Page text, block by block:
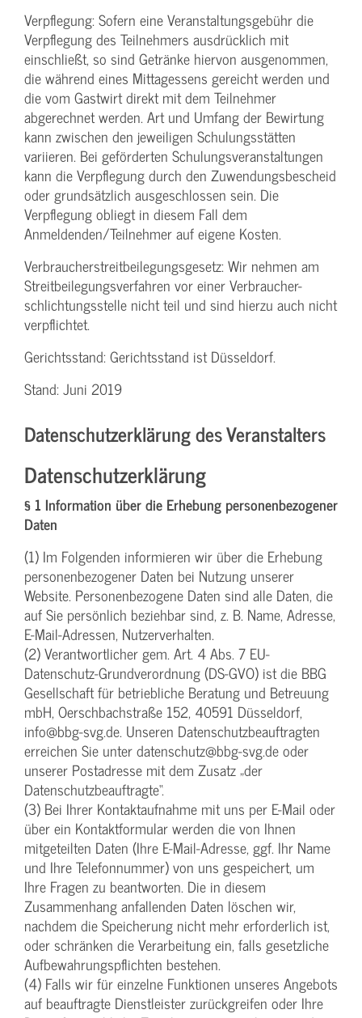
Verpflegung: Sofern eine Veranstaltungs­gebühr die
Verpflegung des Teilnehmers ausdrücklich mit
einschließt, so sind Getränke hiervon ausgenommen,
die während eines Mittagessens gereicht werden und
die vom Gastwirt direkt mit dem Teilnehmer
abgerechnet werden. Art und Umfang der Bewirtung
kann zwischen den jeweiligen Schulungsstätten
variieren. Bei geförderten Schulungs­veranstaltungen
kann die Verpflegung durch den Zuwendungs­bescheid
oder grundsätzlich ausgeschlossen sein. Die
Verpflegung obliegt in diesem Fall dem
Anmeldenden/­Teilnehmer auf eigene Kosten.
Verbraucher­streitbeilegungs­gesetz: Wir nehmen am
Streit­beilegungs­verfahren vor einer Verbraucher­
schlichtungs­stelle nicht teil und sind hierzu auch nicht
verpflichtet.
Gerichtsstand: Gerichtsstand ist Düsseldorf.
Stand: Juni 2019
Datenschutzerklärung des Veranstalters
Datenschutzerklärung
§ 1 Information über die Erhebung personenbezogener
Daten
(1) Im Folgenden informieren wir über die Erhebung
personenbezogener Daten bei Nutzung unserer
Website. Personenbezogene Daten sind alle Daten, die
auf Sie persönlich beziehbar sind, z. B. Name, Adresse,
E-Mail-Adressen, Nutzerverhalten.
(2) Verantwortlicher gem. Art. 4 Abs. 7 EU-
Datenschutz-Grundverordnung (DS-GVO) ist die BBG
Gesellschaft für betriebliche Beratung und Betreuung
mbH, Oerschbachstraße 152, 40591 Düsseldorf,
info@bbg-svg.de. Unseren Datenschutzbeauftragten
erreichen Sie unter datenschutz@bbg-svg.de oder
unserer Postadresse mit dem Zusatz „der
Datenschutzbeauftragte“.
(3) Bei Ihrer Kontaktaufnahme mit uns per E-Mail oder
über ein Kontaktformular werden die von Ihnen
mitgeteilten Daten (Ihre E-Mail-Adresse, ggf. Ihr Name
und Ihre Telefonnummer) von uns gespeichert, um
Ihre Fragen zu beantworten. Die in diesem
Zusammenhang anfallenden Daten löschen wir,
nachdem die Speicherung nicht mehr erforderlich ist,
oder schränken die Verarbeitung ein, falls gesetzliche
Aufbewahrungspflichten bestehen.
(4) Falls wir für einzelne Funktionen unseres Angebots
auf beauftragte Dienstleister zurückgreifen oder Ihre